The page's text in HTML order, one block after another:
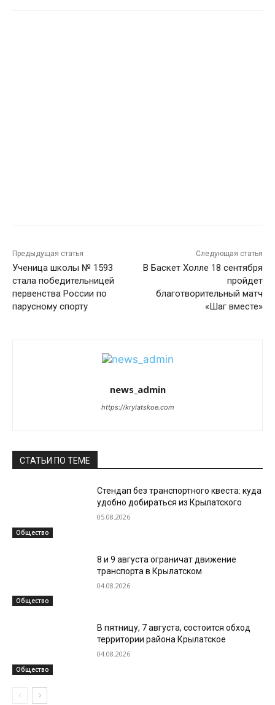
Предыдущая статья
Ученица школы № 1593
стала победительницей
первенства России по
парусному спорту
Следующая статья
В Баскет Холле 18 сентября
пройдет
благотворительный матч
«Шаг вместе»
news_admin
https://krylatskoe.com
СТАТЬИ ПО ТЕМЕ
Общество
Стендап без транспортного квеста: куда
удобно добираться из Крылатского
05.08.2026
Общество
8 и 9 августа ограничат движение
транспорта в Крылатском
04.08.2026
Общество
В пятницу, 7 августа, состоится обход
территории района Крылатское
04.08.2026